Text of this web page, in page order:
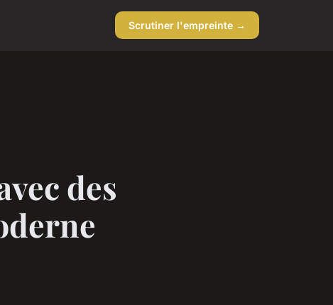
Scrutiner l'empreinte →
des